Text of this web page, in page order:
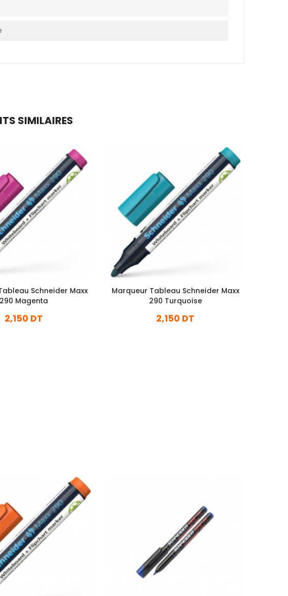
SIMILAIRES
Schneider Maxx
290 Magenta
2,150 DT
Marqueur Tableau Schneider Maxx
290 Turquoise
2,150 DT